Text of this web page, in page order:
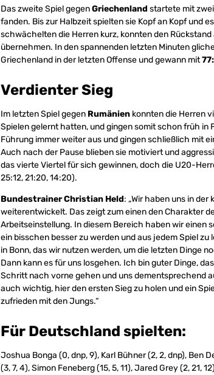
Das zweite Spiel gegenGriechenland startete mit
fanden. Bis zur Halbzeit spielten sie Kopf an Kopf und
schwächelten die Herren kurz, konnten den
übernehmen. In den spannenden letzten Minuten
Griechenland in der letzten Offense und gewann mit
Verdienter Sieg
Im letzten Spiel gegen Rumänien konnten die Herren
Spielen gelernt hatten, und gingen somit schon früh
Führung immer weiter aus und gingen schließlich mit
Auch nach der Pause blieben sie motiviert und
das vierte Viertel für sich gewinnen, doch die U20-
25:12, 21:20, 14:20).
Bundestrainer Christian Held: „Wir haben uns in
weiterentwickelt. Das zeigt zum einen den Charakter
Arbeitseinstellung. In diesem Bereich haben wir einen
ein bisschen besser zu werden und aus jedem Spiel
in Bonn, das wir nutzen werden, um die letzten Dinge
Dann kann es für uns losgehen. Ich bin guter Dinge,
Schritt nach vorne gehen und uns dementsprechend
auch wichtig, hier den ersten Sieg zu holen und ein
zufrieden mit den Jungs.“
Für Deutschland spielten:
Joshua Bonga (0, dnp, 9), Karl Bühner (2, 2, dnp), Ben
(3, 7, 4), Simon Feneberg (15, 5, 11), Jared Grey (2, 21,